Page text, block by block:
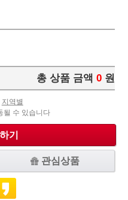
총 상품 금액 0 원
지역별
될 수 있습니다
기
관심상품